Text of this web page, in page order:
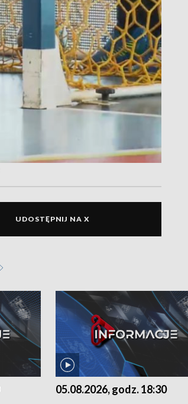
UDOSTĘPNIJ NA X
05.08.2026, godz. 18:30